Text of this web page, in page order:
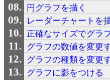
円グラフを描く
レーダーチャートを
正確なサイズでグラ
グラフの数値を変更
グラフの種類を変更
グラフに影をつける